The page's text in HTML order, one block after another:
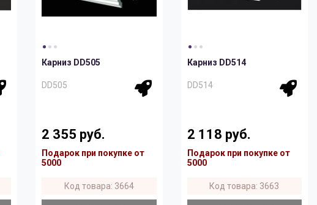
Карниз DD505
DD505
2 355 руб.
Подарок при покупке от
5000
Код товара: 3664
Карниз DD514
DD514
2 118 руб.
Подарок при покупке от
5000
Код товара: 3663